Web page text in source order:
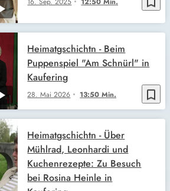
bookmark_border
28. Mai 2026 13:50 Min.
Heimatgschichtn - Beim
Puppenspiel "Am Schnürl" in
Kaufering
Heimatgschichtn - Über
Mühlrad, Leonhardi und
Kuchenrezepte: Zu Besuch
bei Rosina Heinle in